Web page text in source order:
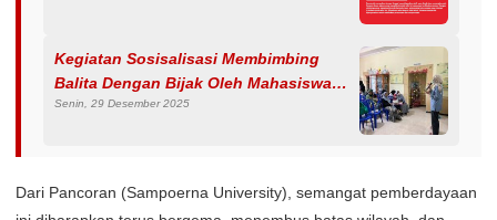
Kegiatan Sosisalisasi Membimbing
Balita Dengan Bijak Oleh Mahasiswa
PMM Universitas Muhammadiyah
Senin, 29 Desember 2025
Dari Pancoran (Sampoerna University), semangat pemberdayaan